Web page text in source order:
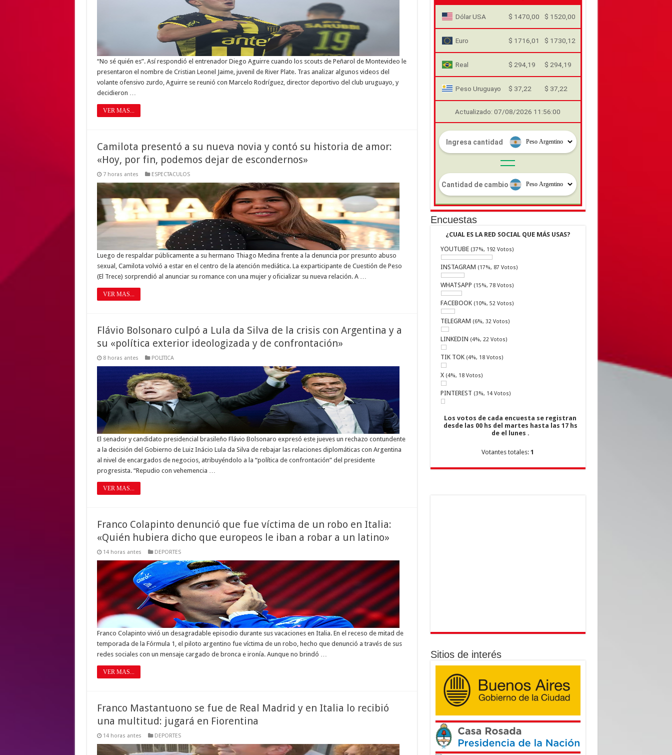
“No sé quién es”. Así respondió el entrenador Diego Aguirre cuando los scouts de Peñarol de Montevideo le
presentaron el nombre de Cristian Leonel Jaime, juvenil de River Plate. Tras analizar algunos videos del
volante ofensivo zurdo, Aguirre se reunió con Marcelo Rodríguez, director deportivo del club uruguayo, y
decidieron …
VER MAS...
Camilota presentó a su nueva novia y contó su historia de amor:
«Hoy, por fin, podemos dejar de escondernos»
7 horas antes ESPECTACULOS
Luego de respaldar públicamente a su hermano Thiago Medina frente a la denuncia por presunto abuso
sexual, Camilota volvió a estar en el centro de la atención mediática. La exparticipante de Cuestión de Peso
(El Trece) sorprendió al anunciar su romance con una mujer y oficializar su nueva relación. A …
VER MAS...
Flávio Bolsonaro culpó a Lula da Silva de la crisis con Argentina y a
su «política exterior ideologizada y de confrontación»
8 horas antes POLITICA
El senador y candidato presidencial brasileño Flávio Bolsonaro expresó este jueves un rechazo contundente
a la decisión del Gobierno de Luiz Inácio Lula da Silva de rebajar las relaciones diplomáticas con Argentina
al nivel de encargados de negocios, atribuyéndolo a la “política de confrontación” del presidente
progresista. “Repudio con vehemencia …
VER MAS...
Franco Colapinto denunció que fue víctima de un robo en Italia:
«Quién hubiera dicho que europeos le iban a robar a un latino»
14 horas antes DEPORTES
Franco Colapinto vivió un desagradable episodio durante sus vacaciones en Italia. En el receso de mitad de
temporada de la Fórmula 1, el piloto argentino fue víctima de un robo, hecho que denunció a través de sus
redes sociales con un mensaje cargado de bronca e ironía. Aunque no brindó …
VER MAS...
Franco Mastantuono se fue de Real Madrid y en Italia lo recibió
una multitud: jugará en Fiorentina
14 horas antes DEPORTES
Dólar USA $ 1470,00 $ 1520,00
Euro $ 1716,01 $ 1730,12
Real $ 294,19 $ 294,19
Peso Uruguayo $ 37,22 $ 37,22
Actualizado: 07/08/2026 11:56:00
Encuestas
¿CUAL ES LA RED SOCIAL QUE MÁS USAS?
YOUTUBE (37%, 192 Votos)
INSTAGRAM (17%, 87 Votos)
WHATSAPP (15%, 78 Votos)
FACEBOOK (10%, 52 Votos)
TELEGRAM (6%, 32 Votos)
LINKEDIN (4%, 22 Votos)
TIK TOK (4%, 18 Votos)
X (4%, 18 Votos)
PINTEREST (3%, 14 Votos)
Los votos de cada encuesta se registran
desde las 00 hs del martes hasta las 17 hs
de el lunes .
Votantes totales: 1
Sitios de interés